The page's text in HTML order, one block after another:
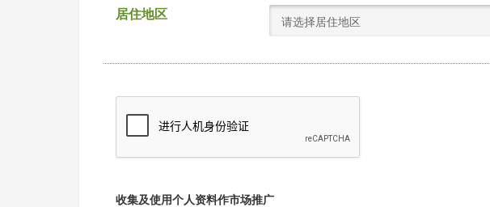
居住地区
请选择居住地区
收集及使用个人资料作市场推广